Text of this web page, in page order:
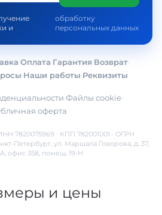
и
обработку
персональных данных
·Оплата·Гарантия·Возврат·
·Наши работы·Реквизиты
·Файлы cookie·
оферта
7820075969 · КПП 782001001 · ОГРН
Петербург, ул. Маршала Говорова, д. 37,
офис 358, помещ. 19-Н
и цены